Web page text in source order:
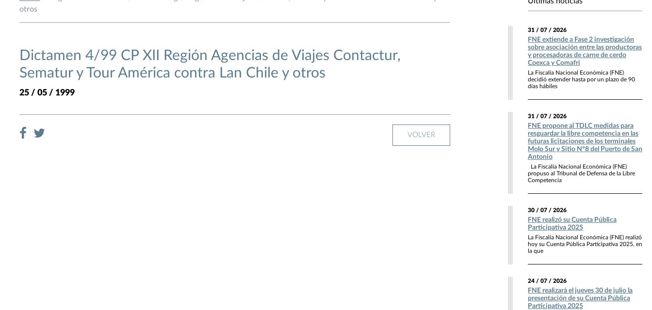
otros
Dictamen 4/99 CP XII Región Agencias de Viajes Contactur,
Sematur y Tour América contra Lan Chile y otros
25 / 05 / 1999
VOLVER
31 / 07 / 2026
FNE extiende a Fase 2 investigación
sobre asociación entre las productoras
y procesadoras de carne de cerdo
Coexca y Comafri
La Fiscalía Nacional Económica (FNE)
decidió extender hasta por un plazo de 90
días hábiles
31 / 07 / 2026
FNE propone al TDLC medidas para
resguardar la libre competencia en las
futuras licitaciones de los terminales
Molo Sur y Sitio N°8 del Puerto de San
Antonio
La Fiscalía Nacional Económica (FNE)
propuso al Tribunal de Defensa de la Libre
Competencia
30 / 07 / 2026
FNE realizó su Cuenta Pública
Participativa 2025
La Fiscalía Nacional Económica (FNE) realizó
hoy su Cuenta Pública Participativa 2025, en
la que
24 / 07 / 2026
FNE realizará el jueves 30 de julio la
presentación de su Cuenta Pública
Participativa 2025